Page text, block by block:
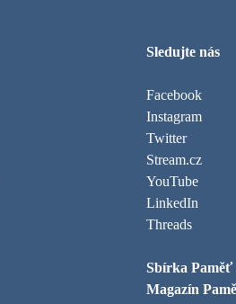
Sledujte nás
Facebook
Instagram
Twitter
Stream.cz
YouTube
LinkedIn
Threads
Sbírka Paměť
Magazín